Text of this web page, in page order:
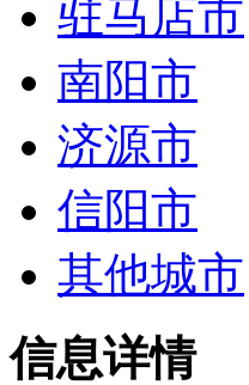
驻马店市
南阳市
济源市
信阳市
其他城市
信息详情